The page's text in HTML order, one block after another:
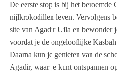
De eerste stop is bij het beroemde
nijlkrokodillen leven. Vervolgens
site van Agadir Ufla en bewonder
voordat je de ongelooflijke
Daarna kun je genieten van de
Agadir, waar je kunt ontspannen